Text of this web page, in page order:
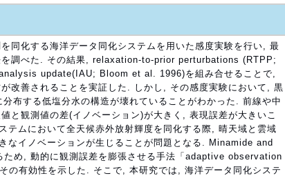
同化する海洋データ同化システムを用いた感度実験を行い, 最
を調べた. その結果, relaxation-to-prior perturbations (RTPP;
update(IAU; Bloom et al. 1996)を組み合せることで,
改善されることを実証した. しかし, その感度実験において, 黒
布する低塩分水の構造が壊れていることがわかった. 前線や中
と観測値の差(イノベーション)が大きく, 表現誤差が大きいこ
テムにおいて全天候赤外放射輝度を同化する際, 晴天域と雲域
なイノベーションが生じることが問題となる. Minamide and
ため, 動的に観測誤差を膨張させる手法「adaptive observation
有効性を示した. そこで, 本研究では, 海洋データ同化システ